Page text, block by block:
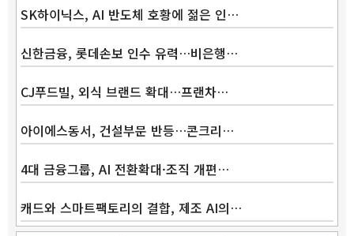
Band
SK하이닉스, AI 반도체 호황에 젊은 인…
신한금융, 롯데손보 인수 유력…비은행…
CJ푸드빌, 외식 브랜드 확대…프랜차…
아이에스동서, 건설부문 반등…콘크리…
4대 금융그룹, AI 전환확대·조직 개편…
캐드와 스마트팩토리의 결합, 제조 AI의…